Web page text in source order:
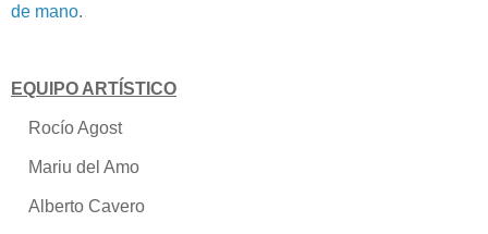
de mano.
EQUIPO ARTÍSTICO
Rocío Agost
Mariu del Amo
Alberto Cavero